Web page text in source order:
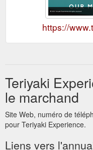
https://
Teriyaki
le marchand
Site Web, numéro de
pour Teriyaki Experience.
Liens vers